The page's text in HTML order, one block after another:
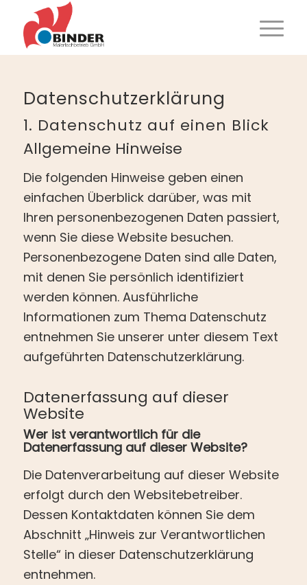
Datenschutz­erklärung
1. Datenschutz auf einen Blick
Allgemeine Hinweise
Die folgenden Hinweise geben einen
einfachen Überblick darüber, was mit
Ihren personenbezogenen Daten passiert,
wenn Sie diese Website besuchen.
Personenbezogene Daten sind alle Daten,
mit denen Sie persönlich identifiziert
werden können. Ausführliche
Informationen zum Thema Datenschutz
entnehmen Sie unserer unter diesem Text
aufgeführten Datenschutzerklärung.
Datenerfassung auf dieser
Website
Wer ist verantwortlich für die
Datenerfassung auf dieser Website?
Die Datenverarbeitung auf dieser Website
erfolgt durch den Websitebetreiber.
Dessen Kontaktdaten können Sie dem
Abschnitt „Hinweis zur Verantwortlichen
Stelle“ in dieser Datenschutzerklärung
entnehmen.